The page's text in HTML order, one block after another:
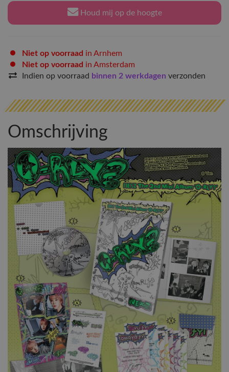
Houd mij op de hoogte
Niet op voorraad in Arnhem
Niet op voorraad in Amsterdam
Indien op voorraad binnen 2 werkdagen verzonden
Omschrijving